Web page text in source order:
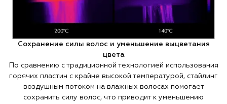
Сохранение силы волос и уменьшение выцветания
цвета
По сравнению с традиционной технологией использования
горячих пластин с крайне высокой температурой, стайлинг
воздушным потоком на влажных волосах помогает
сохранить силу волос, что приводит к уменьшению